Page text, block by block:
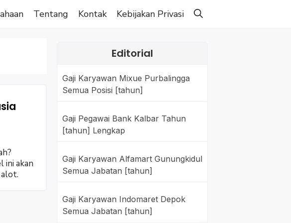
Tentang Kontak Kebijakan Privasi
ini akan
alot.
Editorial
Gaji Karyawan Mixue Purbalingga
Semua Posisi [tahun]
Gaji Pegawai Bank Kalbar Tahun
[tahun] Lengkap
Gaji Karyawan Alfamart Gunungkidul
Semua Jabatan [tahun]
Gaji Karyawan Indomaret Depok
Semua Jabatan [tahun]